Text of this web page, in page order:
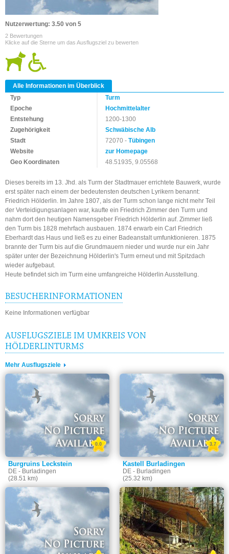
Nutzerwertung: 3.50 von 5
2 Bewertungen
Klicke auf die Sterne um das Ausflugsziel zu bewerten
Alle Informationen im Überblick
Typ
Turm
Epoche
Hochmittelalter
Entstehung
1200-1300
Zugehörigkeit
Schwäbische Alb
Stadt
72070 -Tübingen
Website
zur Homepage
Geo Koordinaten
48.51935, 9.05568
Dieses bereits im 13. Jhd. als Turm der Stadtmauer errichtete Bauwerk, wurde
erst später nach einem der bedeutensten deutschen Lyrikern benannt:
Friedrich Hölderlin. Im Jahre 1807, als der Turm schon lange nicht mehr Teil
der Verteidigungsanlagen war, kaufte ein Friedrich Zimmer den Turm und
nahm dort den heutigen Namensgeber Friedrich Hölderlin auf. Zimmer ließ
den Turm bis 1828 mehrfach ausbauen. 1874 erwarb ein Carl Friedrich
Eberhardt das Haus und ließ es zu einer Badeanstalt umfunktionieren. 1875
brannte der Turm bis auf die Grundmauern nieder und wurde nur ein Jahr
später unter der Bezeichnung Hölderlin's Turm erneut und mit Spitzdach
wieder aufgebaut.
Heute befindet sich im Turm eine umfangreiche Hölderlin Ausstellung.
BESUCHERINFORMATIONEN
Keine Informationen verfügbar
AUSFLUGSZIELE IM UMKREIS VON
HÖLDERLINTURMS
Mehr Ausflugsziele
Burgruins Leckstein
DE - Burladingen
(28.51 km)
0.0
Kastell Burladingen
DE - Burladingen
(25.32 km)
3.7